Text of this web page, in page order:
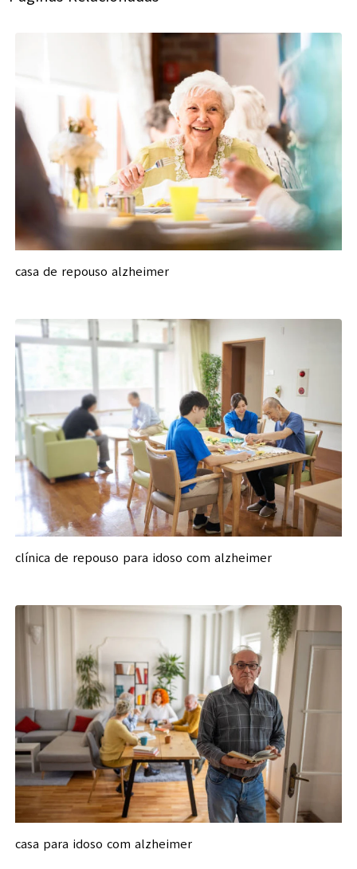
casa de repouso alzheimer
clínica de repouso para idoso com alzheimer
casa para idoso com alzheimer